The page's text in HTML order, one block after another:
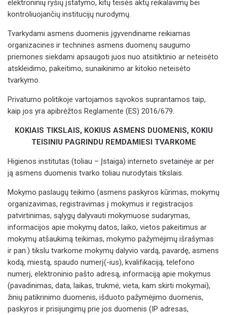
elektroninių ryšių įstatymo, kitų teisės aktų reikalavimų bei
kontroliuojančių institucijų nurodymų.
Tvarkydami asmens duomenis įgyvendiname reikiamas
organizacines ir technines asmens duomenų saugumo
priemones siekdami apsaugoti juos nuo atsitiktinio ar neteisėto
atskleidimo, pakeitimo, sunaikinimo ar kitokio neteisėto
tvarkymo.
Privatumo politikoje vartojamos sąvokos suprantamos taip,
kaip jos yra apibrėžtos Reglamente (ES) 2016/679.
KOKIAIS TIKSLAIS, KOKIUS ASMENS DUOMENIS, KOKIU
TEISINIU PAGRINDU REMDAMIESI TVARKOME
Higienos institutas (toliau – Įstaiga) interneto svetainėje ar per
ją asmens duomenis tvarko toliau nurodytais tikslais.
Mokymo paslaugų teikimo (asmens paskyros kūrimas, mokymų
organizavimas, registravimas į mokymus ir registracijos
patvirtinimas, sąlygų dalyvauti mokymuose sudarymas,
informacijos apie mokymų datos, laiko, vietos pakeitimus ar
mokymų atšaukimą teikimas, mokymo pažymėjimų išrašymas
ir pan.) tikslu tvarkome mokymų dalyvio vardą, pavardę, asmens
kodą, miestą, spaudo numerį(-ius), kvalifikaciją, telefono
numerį, elektroninio pašto adresą, informaciją apie mokymus
(pavadinimas, data, laikas, trukmė, vieta, kam skirti mokymai),
žinių patikrinimo duomenis, išduoto pažymėjimo duomenis,
paskyros ir prisijungimų prie jos duomenis (IP adresas,